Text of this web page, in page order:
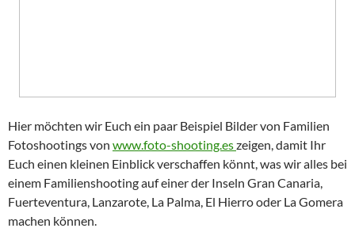
Hier möchten wir Euch ein paar Beispiel Bilder von Familien
Fotoshootings von www.foto-shooting.eszeigen, damit Ihr
Euch einen kleinen Einblick verschaffen könnt, was wir alles bei
einem Familienshooting auf einer der Inseln Gran Canaria,
Fuerteventura, Lanzarote, La Palma, El Hierro oder La Gomera
machen können.